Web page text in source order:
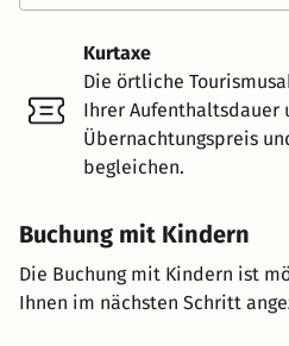
Kurtaxe
Die örtliche
Ihrer Aufenthaltsdauer
Übernachtungspreis
begleichen.
Buchung mit Kindern
Die Buchung mit Kindern ist
Ihnen im nächsten Schritt